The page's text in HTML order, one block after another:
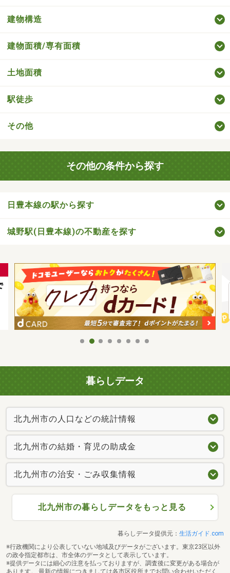
建物構造
建物面積/専有面積
土地面積
駅徒歩
その他
その他の条件から探す
日豊本線の駅から探す
城野駅(日豊本線)の不動産を探す
暮らしデータ
北九州市の人口などの統計情報
北九州市の結婚・育児の助成金
北九州市の治安・ごみ収集情報
北九州市の暮らしデータをもっと見る
暮らしデータ提供元： 生活ガイド.com
※行政機関により公表していない地域及びデータがございます。東京23区以外
の政令指定都市は、市全体のデータとして表示しています。
※提供データには細心の注意を払っておりますが、調査後に変更がある場合が